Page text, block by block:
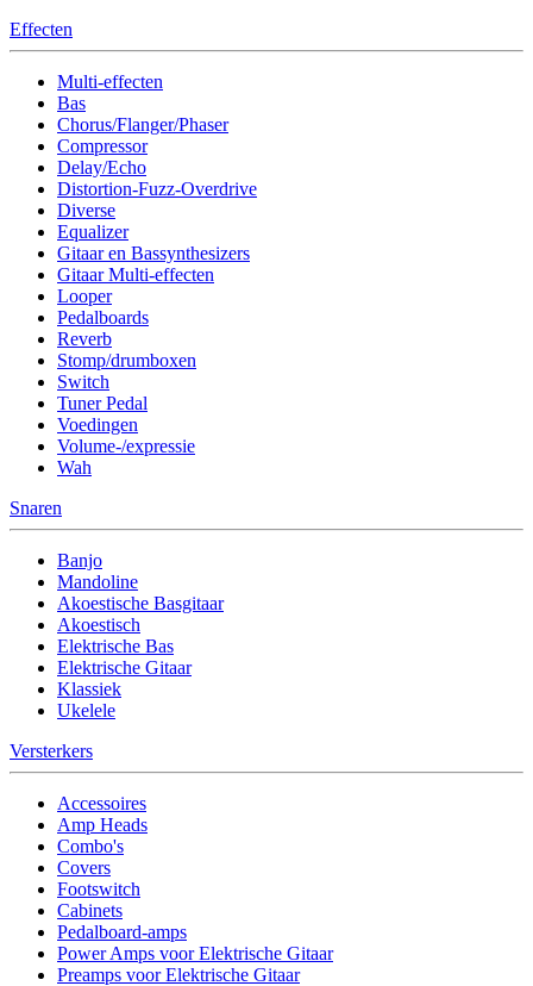
Effecten
Multi-effecten
Bas
Chorus/Flanger/Phaser
Compressor
Delay/Echo
Distortion-Fuzz-Overdrive
Diverse
Equalizer
Gitaar en Bassynthesizers
Gitaar Multi-effecten
Looper
Pedalboards
Reverb
Stomp/drumboxen
Switch
Tuner Pedal
Voedingen
Volume-/expressie
Wah
Snaren
Banjo
Mandoline
Akoestische Basgitaar
Akoestisch
Elektrische Bas
Elektrische Gitaar
Klassiek
Ukelele
Versterkers
Accessoires
Amp Heads
Combo's
Covers
Footswitch
Cabinets
Pedalboard-amps
Power Amps voor Elektrische Gitaar
Preamps voor Elektrische Gitaar